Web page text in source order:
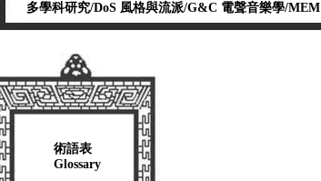
多學科研究/DoS 風格與流派/G&C 電聲音樂學/MEM
術語表
Glossary